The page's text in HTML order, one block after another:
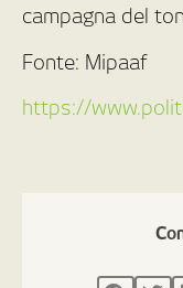
campagna del
Fonte: Mipaaf
https://